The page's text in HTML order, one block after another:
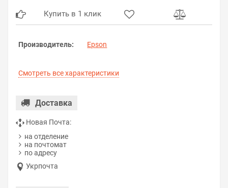
Купить в 1 клик
Производитель: Epson
Смотреть все характеристики
Доставка
Новая Почта:
на отделение
на почтомат
по адресу
Укрпочта